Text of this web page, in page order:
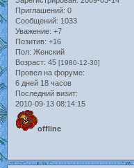
Приглашений: 0
Сообщений: 1033
Уважение: +7
Позитив: +16
Пол: Женский
Возраст: 45 [1980-12-30]
Провел на форуме:
6 дней 18 часов
Последний визит:
2010-09-13 08:14:15
offline